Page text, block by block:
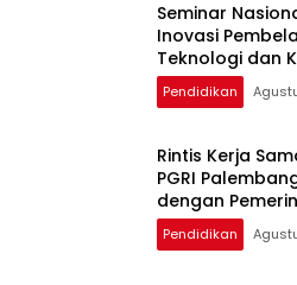
Seminar
Inovasi
Teknologi dan
Pakar Nasional
Pendidikan
Rintis Kerja
PGRI
dengan
Pendidikan